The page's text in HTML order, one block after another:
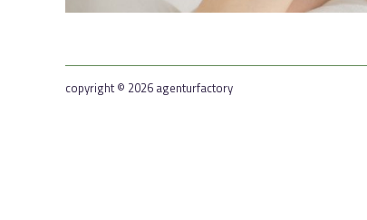
copyright © 2026 agenturfactory